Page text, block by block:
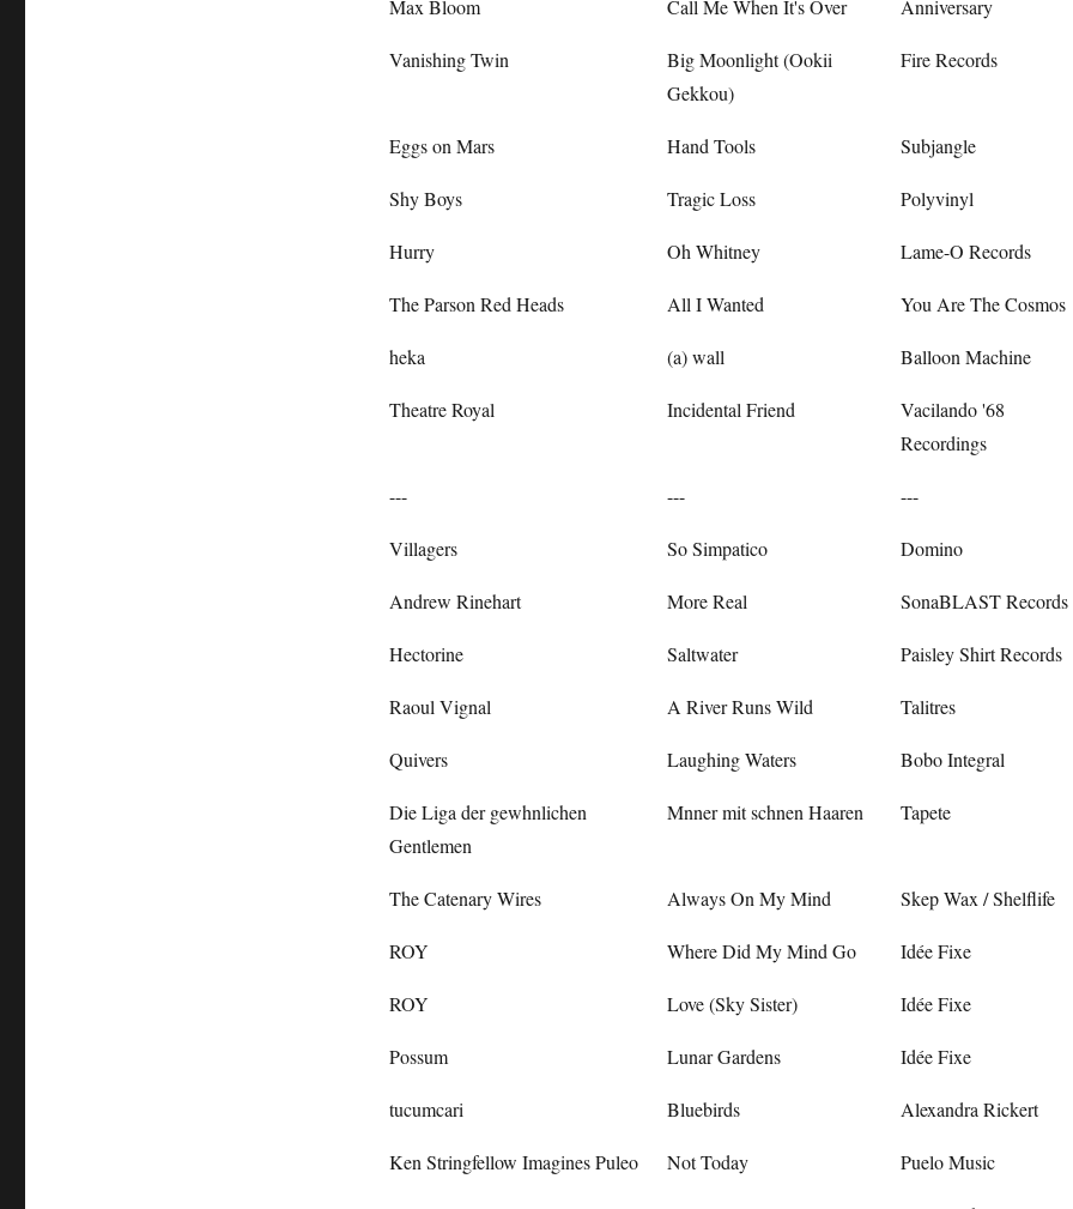
Max Bloom Call Me When It's Over Anniversary
Vanishing Twin
Big Moonlight (Ookii
Gekkou)
Fire Records
Eggs on Mars Hand Tools Subjangle
Shy Boys Tragic Loss Polyvinyl
Hurry Oh Whitney Lame-O Records
The Parson Red Heads All I Wanted You Are The Cosmos
heka (a) wall Balloon Machine
Theatre Royal Incidental Friend
Vacilando '68
Recordings
--- --- ---
Villagers So Simpatico Domino
Andrew Rinehart More Real SonaBLAST Records
Hectorine Saltwater Paisley Shirt Records
Raoul Vignal A River Runs Wild Talitres
Quivers Laughing Waters Bobo Integral
Die Liga der gewhnlichen
Gentlemen
Mnner mit schnen Haaren Tapete
The Catenary Wires Always On My Mind Skep Wax / Shelflife
ROY Where Did My Mind Go Idée Fixe
ROY Love (Sky Sister) Idée Fixe
Possum Lunar Gardens Idée Fixe
tucumcari Bluebirds Alexandra Rickert
Ken Stringfellow Imagines Puleo Not Today Puelo Music